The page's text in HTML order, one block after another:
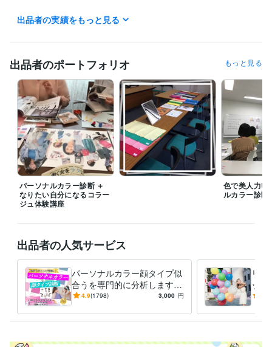
✨ ココナラ招待コードで1000円引き ✨
ココナラに新規登録される方は、初回のみ以下のリンクから登録すると1
https://coconala.com/invite/1P3RVV
経験職種
ライフスタイル・その他 / 講師・インストラクター 経験年数 : 7年
受賞歴
『パーソナルカラーを知って魅力UP　オフィスで映える私色』 Flam
maカラーアナリストフルコース TAEKO MAGICプロフェッショナル
メイクアドバイザー アドバンスカラーセラピスト1stコース 日本
顔タイプ診断協会顔タイプアドバイザー１級 色彩検定2級
資格・検定
パーソナルカラーアナリスト
色彩検定2級 取得年 : 2023年
住まい・美容・生活相談 パーソナルカラー 顔タイプ診断
ファッション メイク パーソナルカラー
顔タイプ診断
イメージコンサル
カラーセラピスト
コスメコンシェルジュ
メイクレッスン
出品者の実績をもっと見る
出品者のポートフォリオ もっと見る
パーソナルカラー診断 ＋
なりたい自分になるコラー
ジュ体験講座
色で美人力
ルカラー診断
出品者の人気サービス
パーソナルカラー顔タイプ似
合うを専門的に分析します AI
では不可能な繊細分析｜永久
4.9(1798) 3,000 円
リ
ップ
から